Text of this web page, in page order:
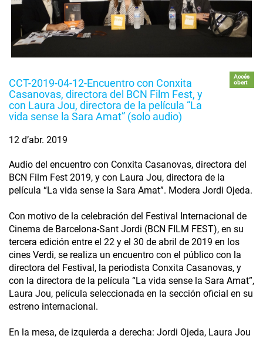
CCT-2019-04-12-Encuentro con Conxita
Casanovas, directora del BCN Film Fest, y
con Laura Jou, directora de la película “La
vida sense la Sara Amat” (solo audio)
Accés
obert
12 d’abr. 2019
Audio del encuentro con Conxita Casanovas, directora del
BCN Film Fest 2019, y con Laura Jou, directora de la
película “La vida sense la Sara Amat”. Modera Jordi Ojeda.
Con motivo de la celebración del Festival Internacional de
Cinema de Barcelona-Sant Jordi (BCN FILM FEST), en su
tercera edición entre el 22 y el 30 de abril de 2019 en los
cines Verdi, se realiza un encuentro con el público con la
directora del Festival, la periodista Conxita Casanovas, y
con la directora de la película “La vida sense la Sara Amat”,
Laura Jou, película seleccionada en la sección oficial en su
estreno internacional.
En la mesa, de izquierda a derecha: Jordi Ojeda, Laura Jou